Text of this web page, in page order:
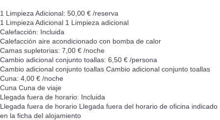
1 Limpieza Adicional: 50,00 € /reserva
1 Limpieza Adicional 1 Limpieza adicional
Calefacción: Incluida
Calefacción aire acondicionado con bomba de calor
Camas supletorias: 7,00 € /noche
Cambio adicional conjunto toallas: 6,50 € /persona
Cambio adicional conjunto toallas Cambio adicional conjunto toallas
Cuna: 4,00 € /noche
Cuna Cuna de viaje
Llegada fuera de horario: Incluida
Llegada fuera de horario Llegada fuera del horario de oficina indicado
en la ficha del alojamiento